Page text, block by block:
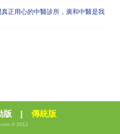
正用心的中醫診所，廣和中醫是我
版 傳統版
© 2012